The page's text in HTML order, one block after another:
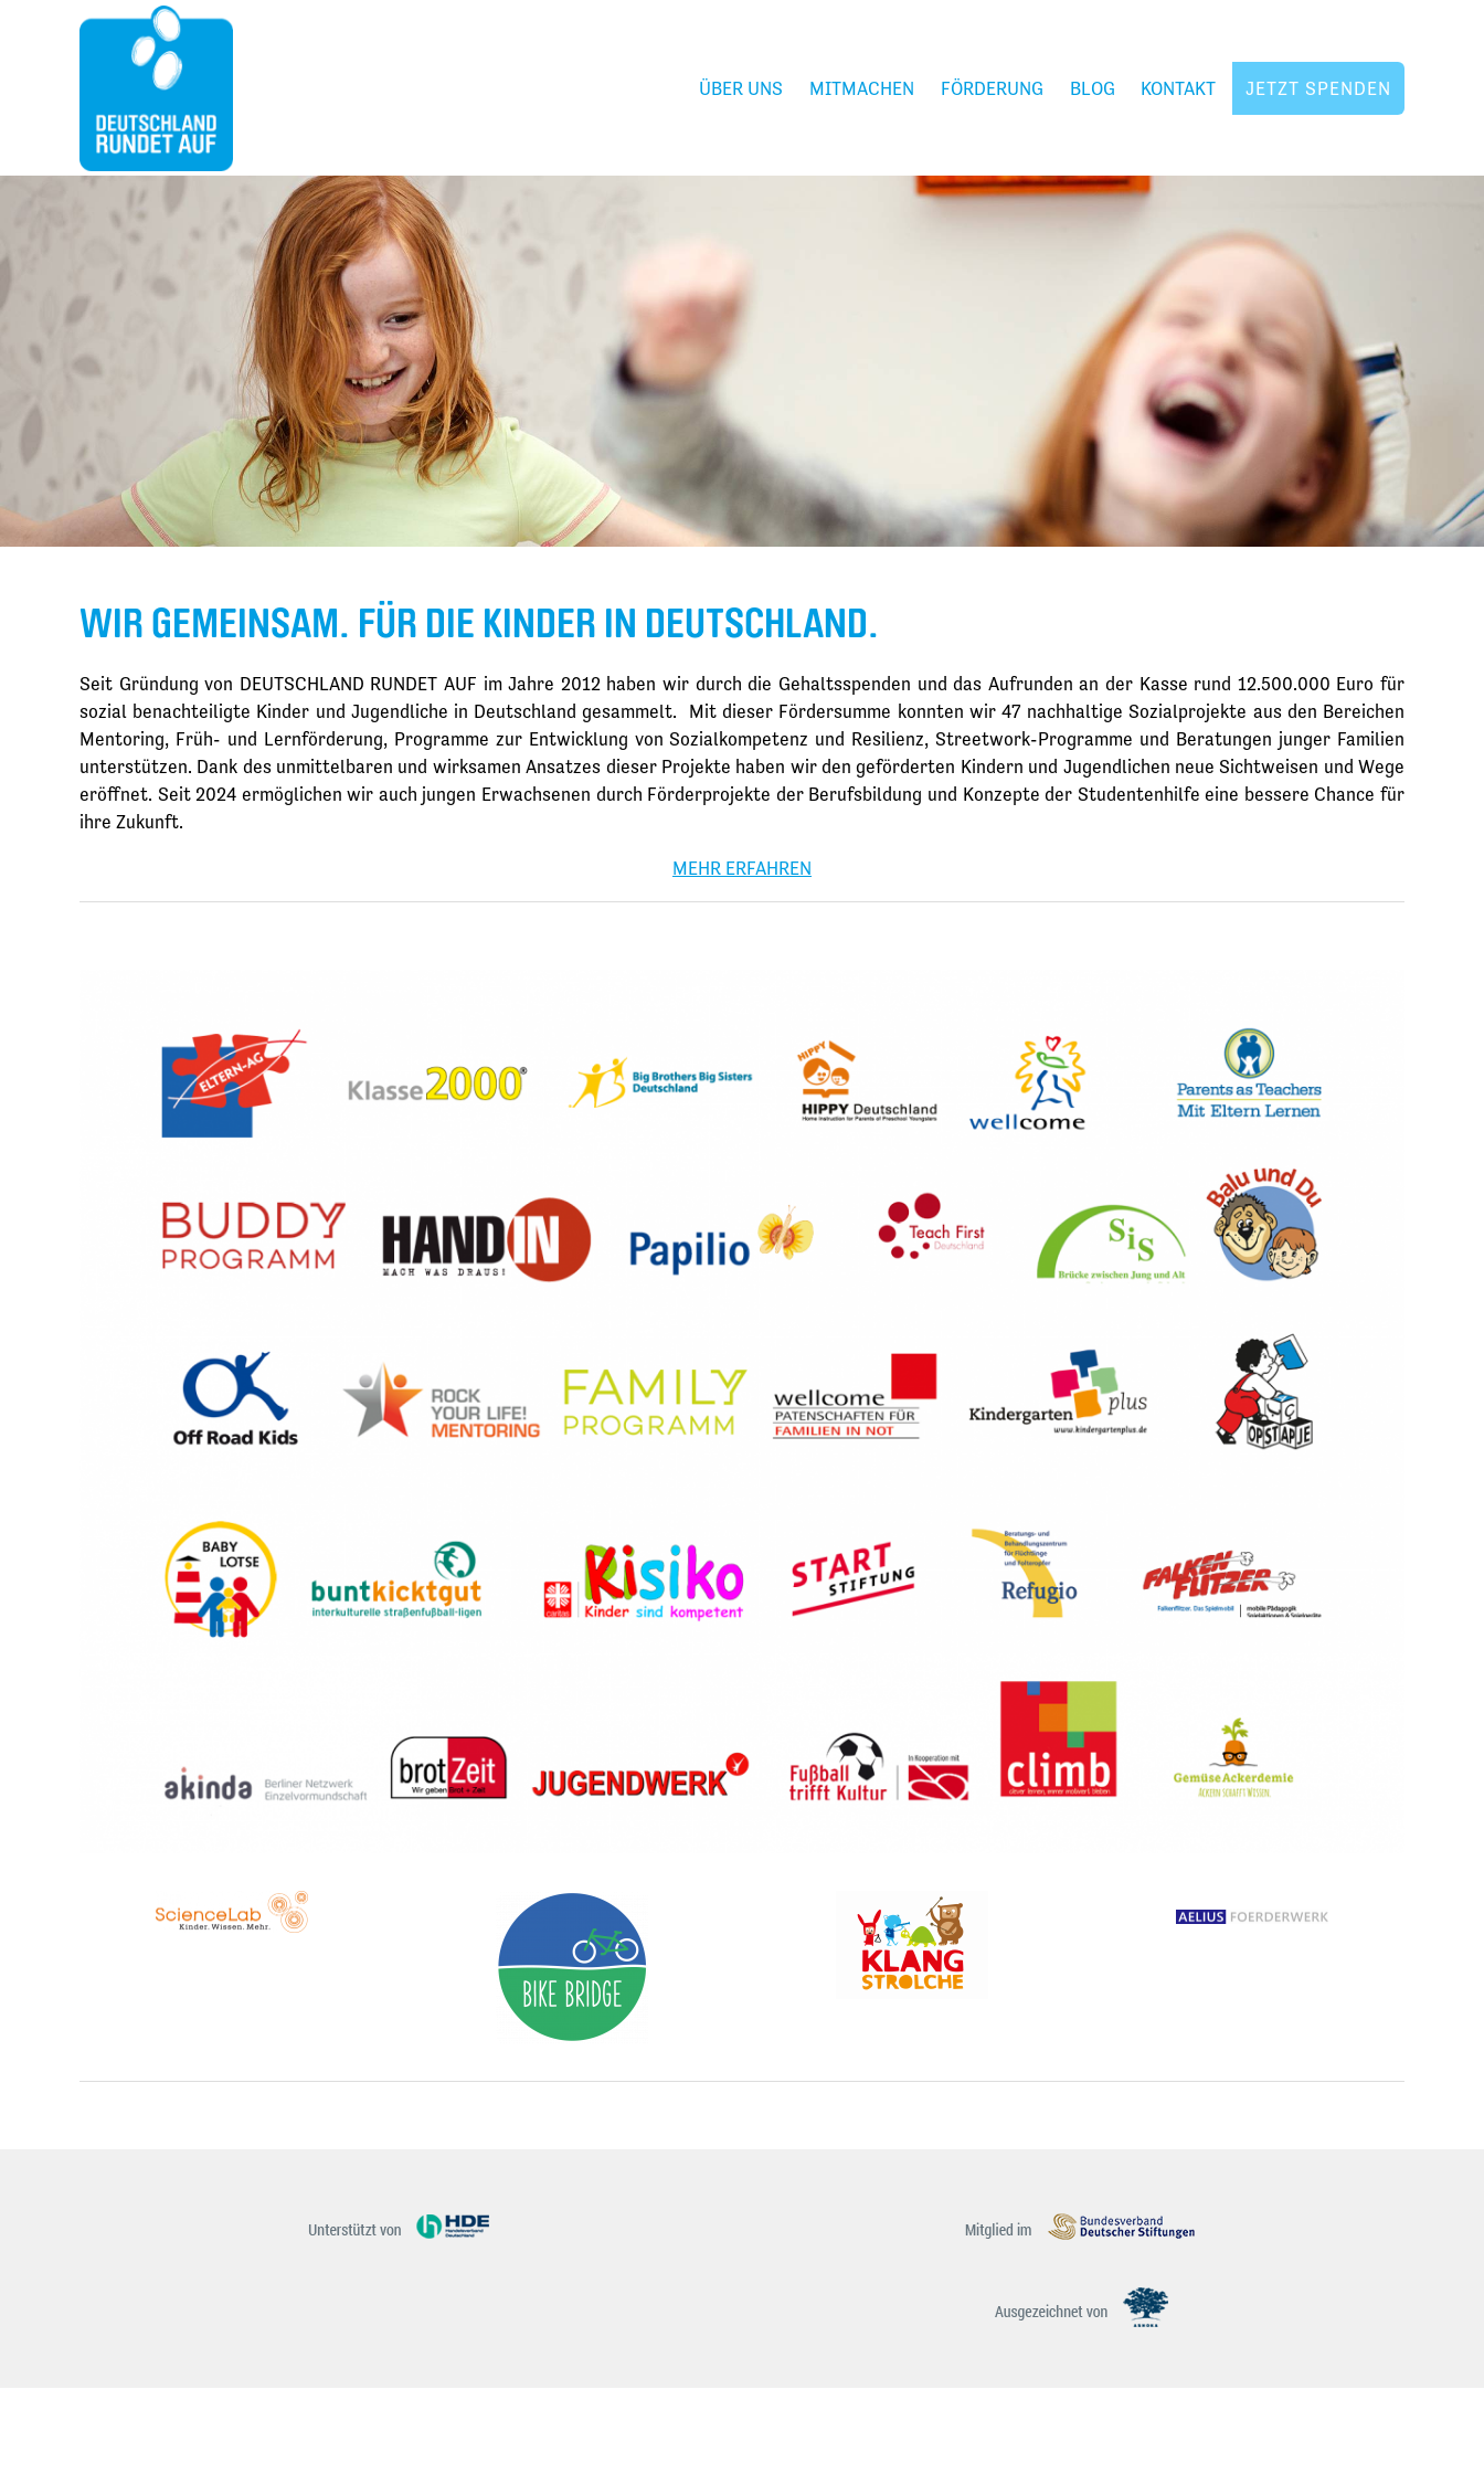
ÜBER UNS MITMACHEN FÖRDERUNG BLOG KONTAKT JETZT SPENDEN
WIR GEMEINSAM. FÜR DIE KINDER IN DEUTSCHLAND.
Seit Gründung von DEUTSCHLAND RUNDET AUF im Jahre 2012 haben wir durch die Gehaltsspenden und das Aufrunden an der Kasse rund 12.500.000 Euro für
sozial benachteiligte Kinder und Jugendliche in Deutschland gesammelt. Mit dieser Fördersumme konnten wir 47 nachhaltige Sozialprojekte aus den Bereichen
Mentoring, Früh- und Lernförderung, Programme zur Entwicklung von Sozialkompetenz und Resilienz, Streetwork-Programme und Beratungen junger Familien
unterstützen. Dank des unmittelbaren und wirksamen Ansatzes dieser Projekte haben wir den geförderten Kindern und Jugendlichen neue Sichtweisen und Wege
eröffnet. Seit 2024 ermöglichen wir auch jungen Erwachsenen durch Förderprojekte der Berufsbildung und Konzepte der Studentenhilfe eine bessere Chance für
ihre Zukunft.
MEHR ERFAHREN